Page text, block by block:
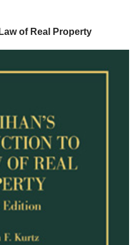
of Real Property